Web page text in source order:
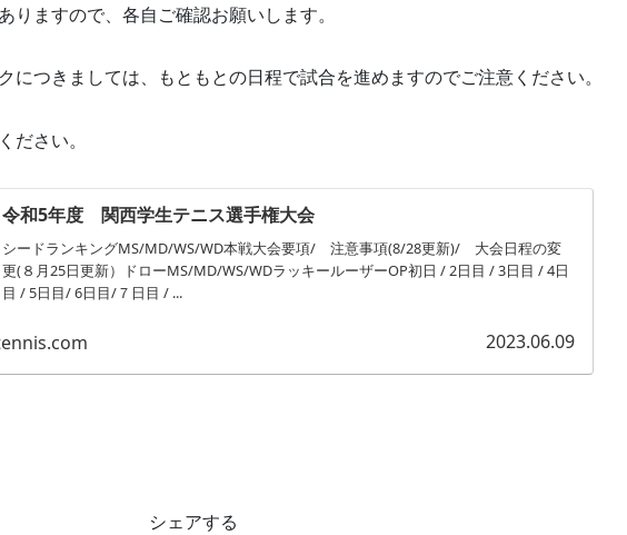
ますので、各自ご確認お願いします。
につきましては、もともとの日程で試合を進めますのでご注意ください。
ださい。
令和5年度 関西学生テニス選手権大会
シードランキングMS/MD/WS/WD本戦大会要項/ 注意事項(8/28更新)/ 大会日程の変
更(８月25日更新）ドローMS/MD/WS/WDラッキールーザーOP初日 / 2日目 / 3日目 / 4日
目 / 5日目/ 6日目/７日目 / ...
2023.06.09
シェアする